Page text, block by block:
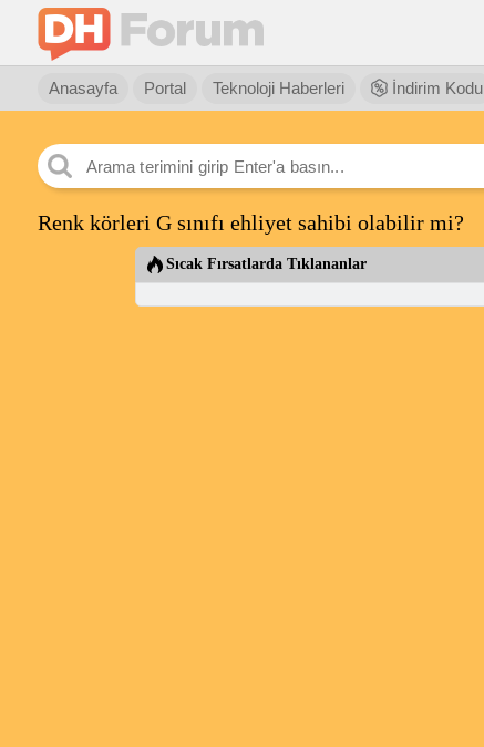
Anasayfa Portal Teknoloji Haberleri İndirim Kodu
Renk körleri G sınıfı ehliyet sahibi olabilir mi?
Sıcak Fırsatlarda Tıklananlar